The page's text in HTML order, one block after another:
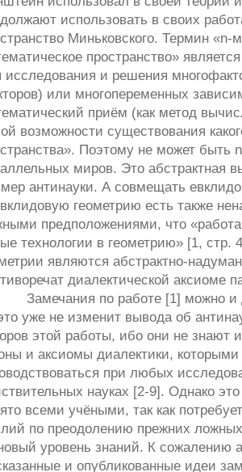
использовать в своих
Миньковского. Термин «n-
пространство»
исследования и решения
или многопеременных
приём (как метод
возможности существования
Поэтому не может быть
миров. Это абстрактная
антинауки. А совмещать
геометрию есть также
предположениями, что
технологии в геометрию» [1, стр.
являются абстрактно-
диалектической
по работе [1] можно и
уже не изменит вывода об
этой работы, ибо они не знают
и аксиомы диалектики, которыми
при любых
науках [2-9]. Однако
всеми учёными, так как
по преодолению прежних
уровень знаний. К сожалению
и опубликованные идеи